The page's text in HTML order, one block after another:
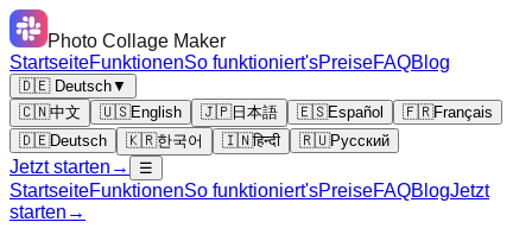
Photo Collage Maker
StartseiteFunktionenSo funktioniert'sPreiseFAQBlog
🇩🇪 Deutsch▼
🇨🇳中文 🇺🇸English 🇯🇵日本語 🇪🇸Español 🇫🇷Français
🇩🇪Deutsch 🇰🇷한국어 🇮🇳हिन्दी 🇷🇺Русский
Jetzt starten → ☰
StartseiteFunktionenSo funktioniert'sPreiseFAQBlogJetzt
starten →